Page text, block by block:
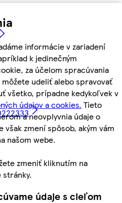
informácie v zariadení
k jedinečným
za účelom spracúvania
udeliť alebo spravovať
všetko, prípadne kedykoľvek v
údajov a cookies. Tieto
a neovplyvnia údaje o
zmení spôsob, akým vám
našom webe.
zmeniť kliknutím na
stránky.
údaje s cieľom